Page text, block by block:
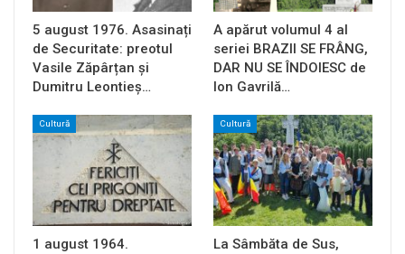
5 august 1976. Asasinați
de Securitate: preotul
Vasile Zăpârțan și
Dumitru Leontieș…
A apărut volumul 4 al
seriei BRAZII SE FRÂNG,
DAR NU SE ÎNDOIESC de
Ion Gavrilă…
Cultură
1 august 1964.
Cultură
La Sâmbăta de Sus,